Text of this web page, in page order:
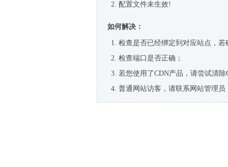
配置文件未生效!
如何解决：
检查是否已经绑定到对应站点，
检查端口是否正确；
若您使用了CDN产品，请尝试清除
普通网站访客，请联系网站管理员